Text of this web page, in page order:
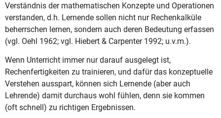
Verständnis der mathematischen Konzepte und Operationen
verstanden, d.h. Lernende sollen nicht nur Rechenkalküle
beherrschen lernen, sondern auch deren Bedeutung erfassen
(vgl. Oehl 1962; vgl. Hiebert & Carpenter 1992; u.v.m.).
Wenn Unterricht immer nur darauf ausgelegt ist,
Rechenfertigkeiten zu trainieren, und dafür das konzeptuelle
Verstehen ausspart, können sich Lernende (aber auch
Lehrende) damit durchaus wohl fühlen, denn sie kommen
(oft schnell) zu richtigen Ergebnissen.